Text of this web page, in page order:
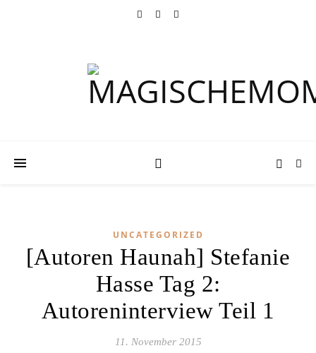
UNCATEGORIZED
[Autoren Haunah] Stefanie
Hasse Tag 2:
Autoreninterview Teil 1
11. November 2015